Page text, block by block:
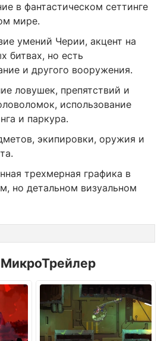
в фантастическом сеттинге
мире.
умений Черии, акцент на
битвах, но есть
и другого вооружения.
ловушек, препятствий и
использование
и паркура.
экипировки, оружия и
трехмерная графика в
но детальном визуальном